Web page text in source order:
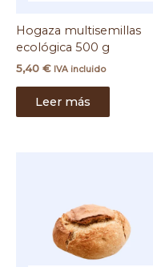
Hogaza multisemillas
ecológica 500 g
5,40 € IVA incluido
Leer más